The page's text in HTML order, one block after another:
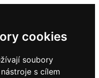
cookies
soubory
s cílem